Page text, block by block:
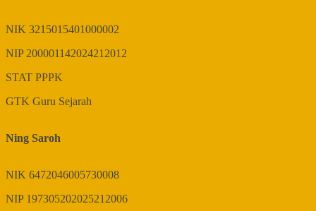
NIK 3215015401000002
NIP200001142024212012
STAT PPPK
GTK Guru Sejarah
Ning Saroh
NIK 6472046005730008
NIP 197305202025212006